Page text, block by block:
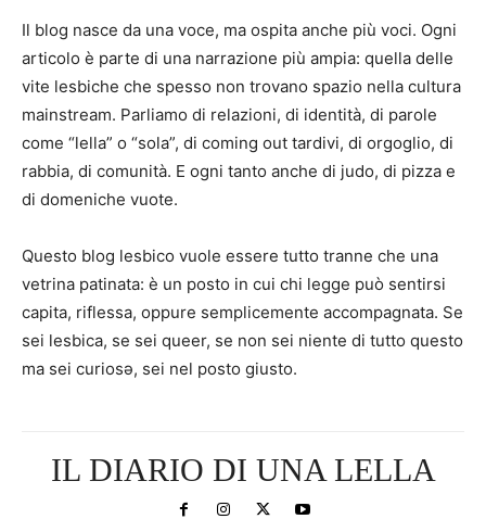
Il blog nasce da una voce, ma ospita anche più voci. Ogni
articolo è parte di una narrazione più ampia: quella delle
vite lesbiche che spesso non trovano spazio nella cultura
mainstream. Parliamo di relazioni, di identità, di parole
come “lella” o “sola”, di coming out tardivi, di orgoglio, di
rabbia, di comunità. E ogni tanto anche di judo, di pizza e
di domeniche vuote.
Questo blog lesbico vuole essere tutto tranne che una
vetrina patinata: è un posto in cui chi legge può sentirsi
capita, riflessa, oppure semplicemente accompagnata. Se
sei lesbica, se sei queer, se non sei niente di tutto questo
ma sei curiosə, sei nel posto giusto.
IL DIARIO DI UNA LELLA